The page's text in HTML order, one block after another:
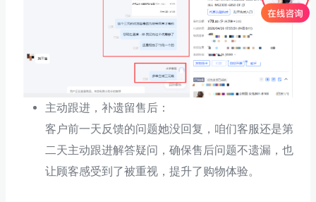
主动跟进，补遗留售后：
客户前一天反馈的问题她没回复，咱们客服还是第
二天主动跟进解答疑问，确保售后问题不遗漏，也
让顾客感受到了被重视，提升了购物体验。